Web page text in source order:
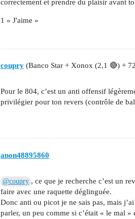
correctement et prendre du plaisir avant
1 « J'aime »
coupry (Banco Star + Xonox (2,1 🔴) +
Pour le 804, c’est un anti offensif
privilégier pour ton revers (contrôle de
anon48895860
@coupry , ce que je recherche c’est un
faire avec une raquette déglinguée.
Donc anti ou picot je ne sais pas, mais
parler, un peu comme si c’était « le mal